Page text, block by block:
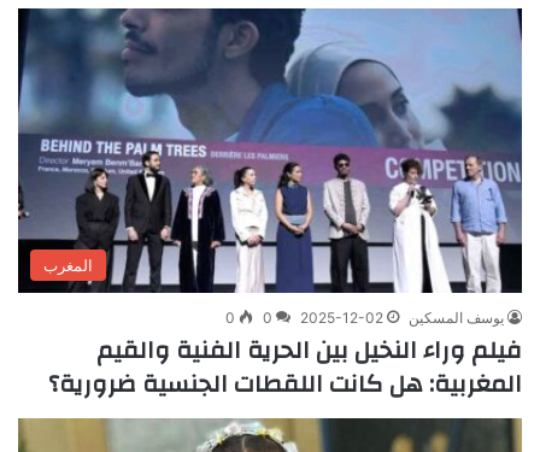
المغرب
يوسف المسكين 2025-12-02
0
0
فيلم وراء النخيل بين الحرية الفنية والقيم
المغربية: هل كانت اللقطات الجنسية ضرورية؟